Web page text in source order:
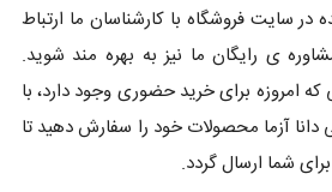
سایت فروشگاه با کارشناسان ما ارتباط
ی رایگان ما نیز به بهره مند شوید.
امروزه برای خرید حضوری وجود دارد، با
دانا آزما محصولات خود را سفارش دهید تا
شما ارسال گردد.